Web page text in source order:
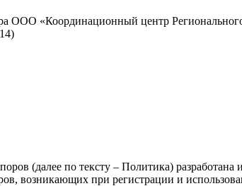
ООО «Координационный центр
(далее по тексту – Политика)
возникающих при регистрации и